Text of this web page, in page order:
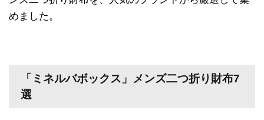
めました。
「ミネルバボックス」メンズ二つ折り財布7
選